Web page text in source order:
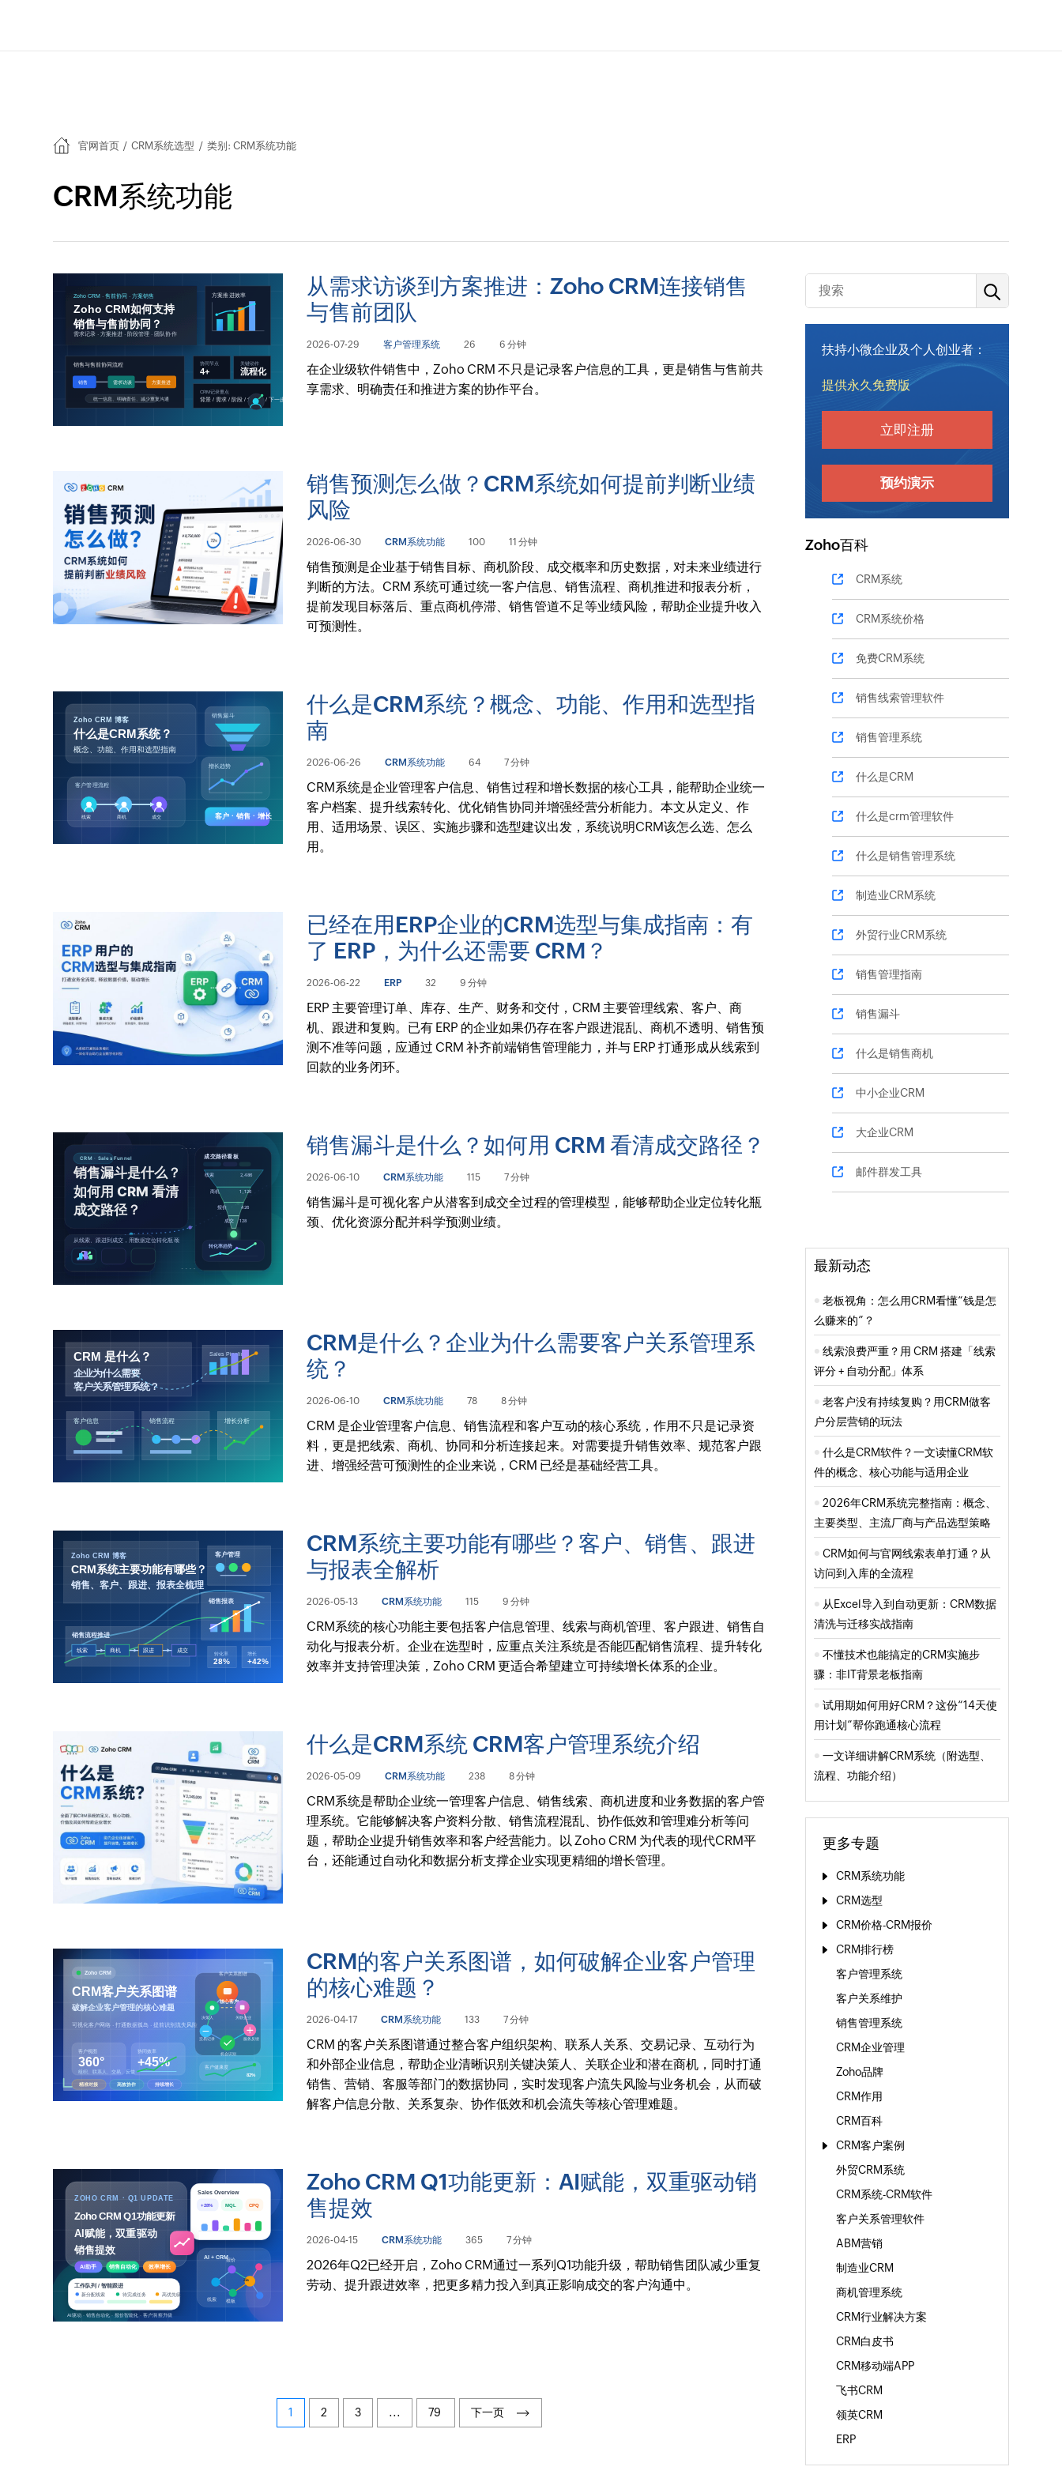
官网首页 / CRM系统选型 / 类别: CRM系统功能
CRM系统功能
从需求访谈到方案推进：Zoho CRM连接销售
与售前团队
2026-07-29 客户管理系统 26 6 分钟
在企业级软件销售中，Zoho CRM 不只是记录客户信息的工具，更是销售与售前共
享需求、明确责任和推进方案的协作平台。
销售预测怎么做？CRM系统如何提前判断业绩
风险
2026-06-30 CRM系统功能 100 11 分钟
销售预测是企业基于销售目标、商机阶段、成交概率和历史数据，对未来业绩进行
判断的方法。CRM 系统可通过统一客户信息、销售流程、商机推进和报表分析，
提前发现目标落后、重点商机停滞、销售管道不足等业绩风险，帮助企业提升收入
可预测性。
什么是CRM系统？概念、功能、作用和选型指
南
2026-06-26 CRM系统功能 64 7 分钟
CRM系统是企业管理客户信息、销售过程和增长数据的核心工具，能帮助企业统一
客户档案、提升线索转化、优化销售协同并增强经营分析能力。本文从定义、作
用、适用场景、误区、实施步骤和选型建议出发，系统说明CRM该怎么选、怎么
用。
已经在用ERP企业的CRM选型与集成指南：有
了 ERP，为什么还需要 CRM？
2026-06-22 ERP 32 9 分钟
ERP 主要管理订单、库存、生产、财务和交付，CRM 主要管理线索、客户、商
机、跟进和复购。已有 ERP 的企业如果仍存在客户跟进混乱、商机不透明、销售预
测不准等问题，应通过 CRM 补齐前端销售管理能力，并与 ERP 打通形成从线索到
回款的业务闭环。
销售漏斗是什么？如何用 CRM 看清成交路径？
2026-06-10 CRM系统功能 115 7 分钟
销售漏斗是可视化客户从潜客到成交全过程的管理模型，能够帮助企业定位转化瓶
颈、优化资源分配并科学预测业绩。
CRM是什么？企业为什么需要客户关系管理系
统？
2026-06-10 CRM系统功能 78 8 分钟
CRM 是企业管理客户信息、销售流程和客户互动的核心系统，作用不只是记录资
料，更是把线索、商机、协同和分析连接起来。对需要提升销售效率、规范客户跟
进、增强经营可预测性的企业来说，CRM 已经是基础经营工具。
CRM系统主要功能有哪些？客户、销售、跟进
与报表全解析
2026-05-13 CRM系统功能 115 9 分钟
CRM系统的核心功能主要包括客户信息管理、线索与商机管理、客户跟进、销售自
动化与报表分析。企业在选型时，应重点关注系统是否能匹配销售流程、提升转化
效率并支持管理决策，Zoho CRM 更适合希望建立可持续增长体系的企业。
什么是CRM系统 CRM客户管理系统介绍
2026-05-09 CRM系统功能 238 8 分钟
CRM系统是帮助企业统一管理客户信息、销售线索、商机进度和业务数据的客户管
理系统。它能够解决客户资料分散、销售流程混乱、协作低效和管理难分析等问
题，帮助企业提升销售效率和客户经营能力。以 Zoho CRM 为代表的现代CRM平
台，还能通过自动化和数据分析支撑企业实现更精细的增长管理。
CRM的客户关系图谱，如何破解企业客户管理
的核心难题？
2026-04-17 CRM系统功能 133 7 分钟
CRM 的客户关系图谱通过整合客户组织架构、联系人关系、交易记录、互动行为
和外部企业信息，帮助企业清晰识别关键决策人、关联企业和潜在商机，同时打通
销售、营销、客服等部门的数据协同，实时发现客户流失风险与业务机会，从而破
解客户信息分散、关系复杂、协作低效和机会流失等核心管理难题。
Zoho CRM Q1功能更新：AI赋能，双重驱动销
售提效
2026-04-15 CRM系统功能 365 7 分钟
2026年Q2已经开启，Zoho CRM通过一系列Q1功能升级，帮助销售团队减少重复
劳动、提升跟进效率，把更多精力投入到真正影响成交的客户沟通中。
1 2 3 ... 79 下一页
扶持小微企业及个人创业者：
提供永久免费版
立即注册
预约演示
Zoho百科
CRM系统
CRM系统价格
免费CRM系统
销售线索管理软件
销售管理系统
什么是CRM
什么是crm管理软件
什么是销售管理系统
制造业CRM系统
外贸行业CRM系统
销售管理指南
销售漏斗
什么是销售商机
中小企业CRM
大企业CRM
邮件群发工具
最新动态
老板视角：怎么用CRM看懂“钱是怎
么赚来的”？
线索浪费严重？用 CRM 搭建「线索
评分 + 自动分配」体系
老客户没有持续复购？用CRM做客
户分层营销的玩法
什么是CRM软件？一文读懂CRM软
件的概念、核心功能与适用企业
2026年CRM系统完整指南：概念、
主要类型、主流厂商与产品选型策略
CRM如何与官网线索表单打通？从
访问到入库的全流程
从Excel导入到自动更新：CRM数据
清洗与迁移实战指南
不懂技术也能搞定的CRM实施步
骤：非IT背景老板指南
试用期如何用好CRM？这份“14天使
用计划”帮你跑通核心流程
一文详细讲解CRM系统（附选型、
流程、功能介绍）
更多专题
CRM系统功能
CRM选型
CRM价格-CRM报价
CRM排行榜
客户管理系统
客户关系维护
销售管理系统
CRM企业管理
Zoho品牌
CRM作用
CRM百科
CRM客户案例
外贸CRM系统
CRM系统-CRM软件
客户关系管理软件
ABM营销
制造业CRM
商机管理系统
CRM行业解决方案
CRM白皮书
CRM移动端APP
飞书CRM
领英CRM
ERP